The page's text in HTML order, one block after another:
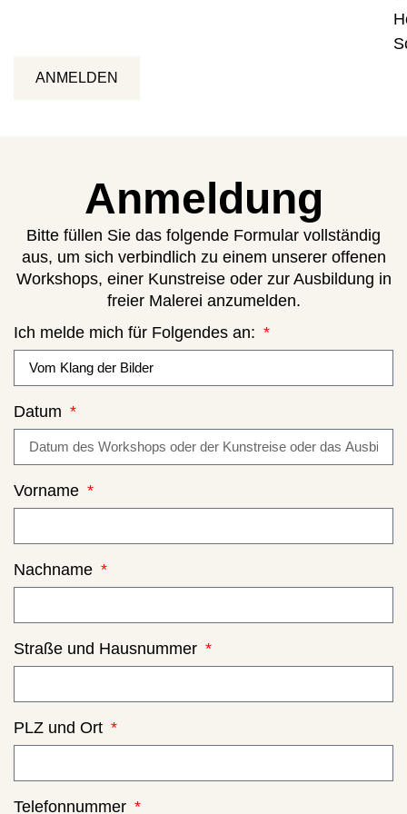
ANMELDEN
Anmeldung
Bitte füllen Sie das folgende Formular vollständig
aus, um sich verbindlich zu einem unserer offenen
Workshops, einer Kunstreise oder zur Ausbildung in
freier Malerei anzumelden.
Ich melde mich für Folgendes an:
Datum
Vorname
Nachname
Straße und Hausnummer
PLZ und Ort
Telefonnummer